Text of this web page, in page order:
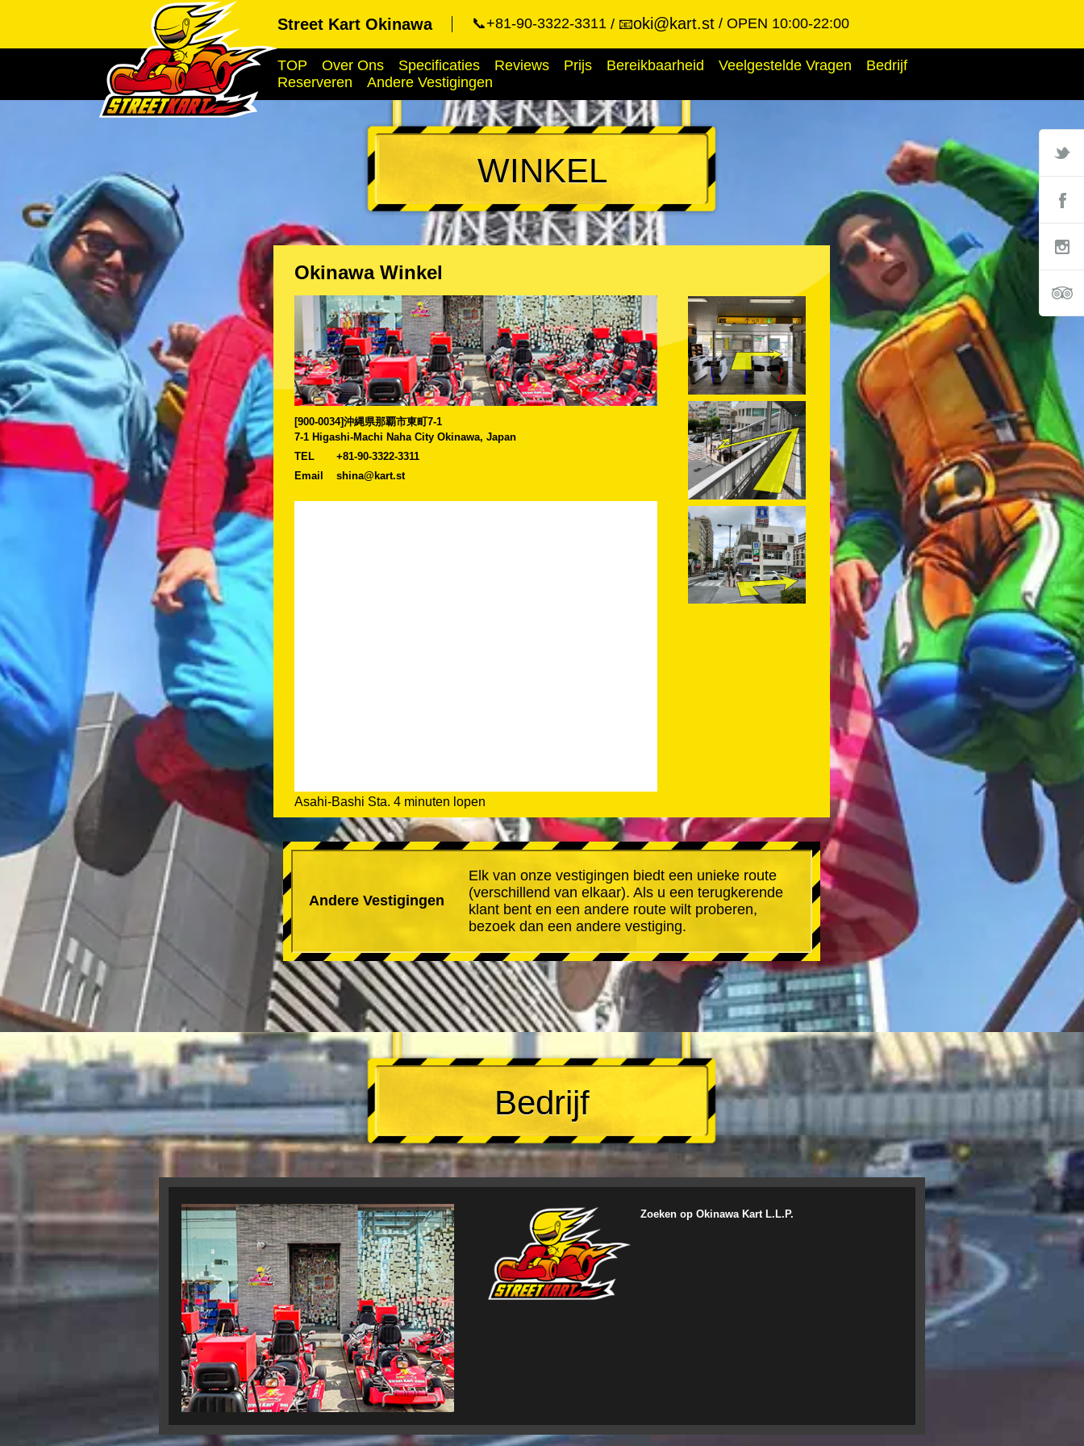
Street Kart Okinawa 📞+81-90-3322-3311 📧oki@kart.st OPEN 10:00-22:00
TOP Over Ons Specificaties Reviews Prijs Bereikbaarheid Veelgestelde Vragen
Bedrijf
Reserveren
Andere Vestigingen
WINKEL
Okinawa Winkel
[900-0034]沖縄県那覇市東町7-1
7-1 Higashi-Machi Naha City Okinawa, Japan
TEL
+81-90-3322-3311
Email
shina@kart.st
Asahi-Bashi Sta. 4 minuten lopen
Andere Vestigingen
Elk van onze vestigingen biedt een unieke route
(verschillend van elkaar). Als u een terugkerende
klant bent en een andere route wilt proberen,
bezoek dan een andere vestiging.
Bedrijf
Zoeken op Okinawa Kart L.L.P.